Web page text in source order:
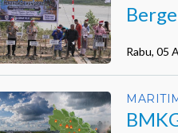
Rabu, 05